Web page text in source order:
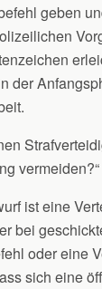
geben
der
vermeiden?“
ist eine
bei
oder eine
sich eine